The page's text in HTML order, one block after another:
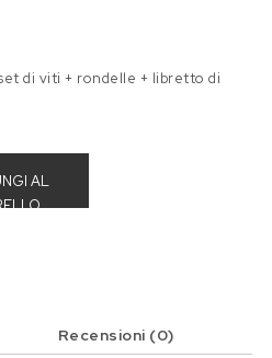
di viti + rondelle + libretto di
AL
Recensioni (0)